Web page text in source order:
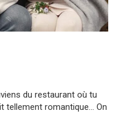
du restaurant où tu
tellement romantique… On